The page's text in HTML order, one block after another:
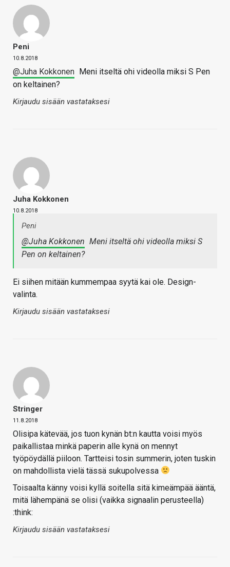
Peni
10.8.2018
@Juha Kokkonen Meni itseltä ohi videolla miksi S Pen
on keltainen?
Kirjaudu sisään vastataksesi
Juha Kokkonen
10.8.2018
Peni
@Juha Kokkonen Meni itseltä ohi videolla miksi S
Pen on keltainen?
Ei siihen mitään kummempaa syytä kai ole. Design-
valinta.
Kirjaudu sisään vastataksesi
Stringer
11.8.2018
Olisipa kätevää, jos tuon kynän bt:n kautta voisi myös
paikallistaa minkä paperin alle kynä on mennyt
työpöydällä piiloon. Tartteisi tosin summerin, joten tuskin
on mahdollista vielä tässä sukupolvessa
Toisaalta känny voisi kyllä soitella sitä kimeämpää ääntä,
mitä lähempänä se olisi (vaikka signaalin perusteella)
:think:
Kirjaudu sisään vastataksesi